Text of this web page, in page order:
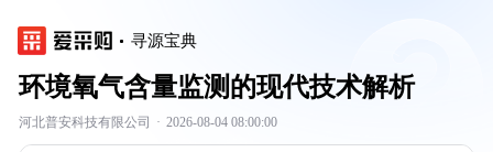
寻源宝典
环境氧气含量监测的现代技术解析
河北普安科技有限公司 · 2026-08-04 08:00:00